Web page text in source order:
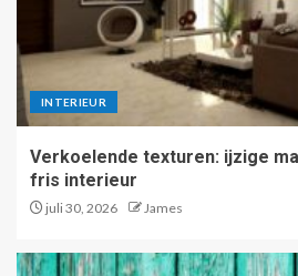
INTERIEUR
Verkoelende texturen: ijzige
fris interieur
juli 30, 2026 James